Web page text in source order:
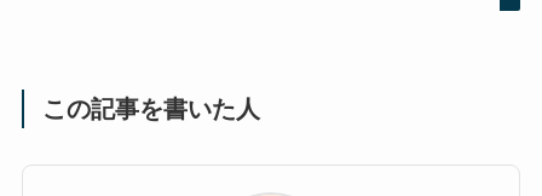
この記事を書いた人